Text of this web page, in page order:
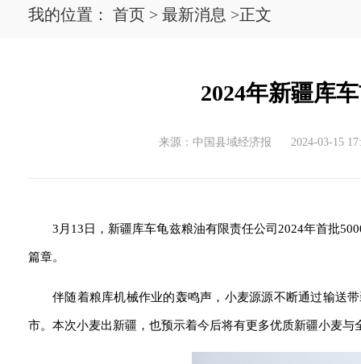
我的位置： 首页 > 最新消息 >正文
2024年新疆库
来源：中国县域经济报 2024-03-15
3月13日，新疆库车龟兹粮油有限责任公司2024年首批
篇章。
伴随着粮库机械作业的轰鸣声，小麦源源不断通过输送
市。本次小麦出新疆，也预示着今后将有更多优质新疆小麦与